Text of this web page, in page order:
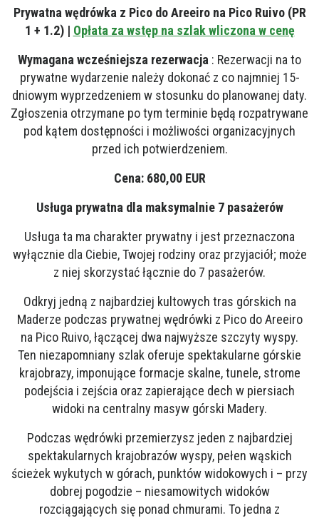
Prywatna wędrówka z Pico do Areeiro na Pico Ruivo (PR
1 + 1.2) | Opłata za wstęp na szlak wliczona w cenę
Wymagana wcześniejsza rezerwacja : Rezerwacji na to
prywatne wydarzenie należy dokonać z co najmniej 15-
dniowym wyprzedzeniem w stosunku do planowanej daty.
Zgłoszenia otrzymane po tym terminie będą rozpatrywane
pod kątem dostępności i możliwości organizacyjnych
przed ich potwierdzeniem.
Cena: 680,00 EUR
Usługa prywatna dla maksymalnie 7 pasażerów
Usługa ta ma charakter prywatny i jest przeznaczona
wyłącznie dla Ciebie, Twojej rodziny oraz przyjaciół; może
z niej skorzystać łącznie do 7 pasażerów.
Odkryj jedną z najbardziej kultowych tras górskich na
Maderze podczas prywatnej wędrówki z Pico do Areeiro
na Pico Ruivo, łączącej dwa najwyższe szczyty wyspy.
Ten niezapomniany szlak oferuje spektakularne górskie
krajobrazy, imponujące formacje skalne, tunele, strome
podejścia i zejścia oraz zapierające dech w piersiach
widoki na centralny masyw górski Madery.
Podczas wędrówki przemierzysz jeden z najbardziej
spektakularnych krajobrazów wyspy, pełen wąskich
ścieżek wykutych w górach, punktów widokowych i – przy
dobrej pogodzie – niesamowitych widoków
rozciągających się ponad chmurami. To jedna z